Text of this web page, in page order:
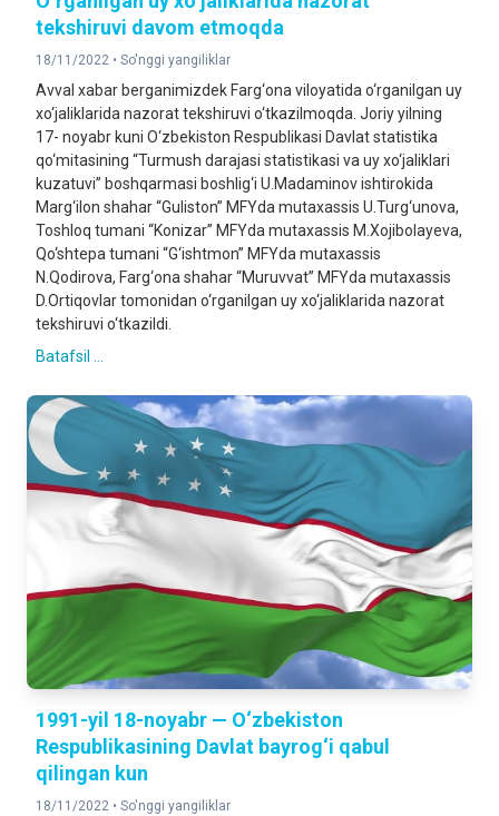
tekshiruvi davom etmoqda
18/11/2022 • So'nggi yangiliklar
Avval xabar berganimizdek Farg‘ona viloyatida o‘rganilgan uy
xo‘jaliklarida nazorat tekshiruvi o‘tkazilmoqda. Joriy yilning
17- noyabr kuni O‘zbekiston Respublikasi Davlat statistika
qo‘mitasining “Turmush darajasi statistikasi va uy xo‘jaliklari
kuzatuvi” boshqarmasi boshlig‘i U.Madaminov ishtirokida
Marg‘ilon shahar “Guliston” MFYda mutaxassis U.Turg‘unova,
Toshloq tumani “Konizar” MFYda mutaxassis M.Xojibolayeva,
Qo‘shtepa tumani “G‘ishtmon” MFYda mutaxassis
N.Qodirova, Farg‘ona shahar “Muruvvat” MFYda mutaxassis
D.Ortiqovlar tomonidan o‘rganilgan uy xo‘jaliklarida nazorat
tekshiruvi o‘tkazildi.
Batafsil ...
1991-yil 18-noyabr — O‘zbekiston
Respublikasining Davlat bayrog‘i qabul
qilingan kun
18/11/2022 • So'nggi yangiliklar